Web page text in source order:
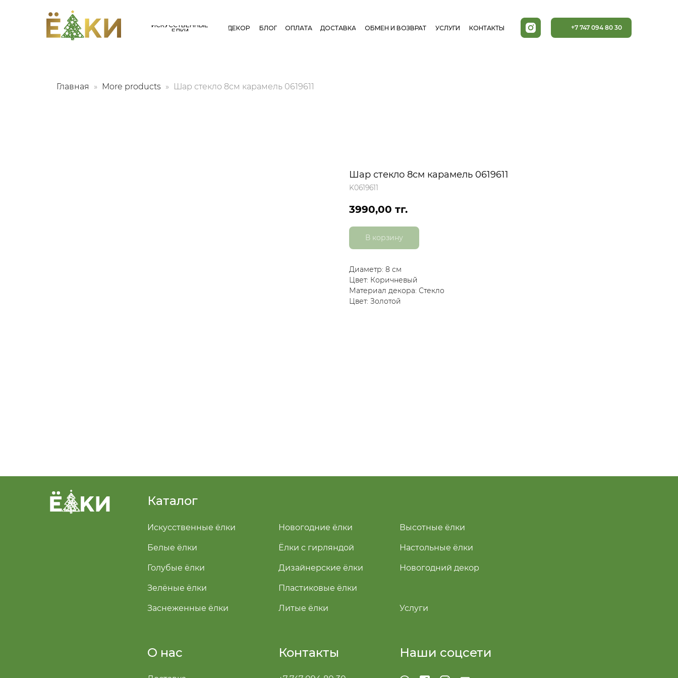
+7 747 094 80 30
КОНТАКТЫ
УСЛУГИ
ОБМЕН И ВОЗВРАТ
ДОСТАВКА
ОПЛАТА
БЛОГ
ДЕКОР
ИСКУССТВЕННЫЕ
ЕЛКИ
Главная More products Шар стекло 8см карамель 0619611
Шар стекло 8см карамель 0619611
K0619611
3990,00 тг.
В корзину
Диаметр: 8 см
Цвет: Коричневый
Материал декора: Стекло
Цвет: Золотой
О нас
Каталог
Контакты Наши соцсети
Искусственные ёлки
Белые ёлки
Голубые ёлки
Зелёные ёлки
Заснеженные ёлки
Новогодние ёлки
Ёлки с гирляндой
Дизайнерские ёлки
Пластиковые ёлки
Литые ёлки
Высотные ёлки
Настольные ёлки
Услуги
Новогодний декор